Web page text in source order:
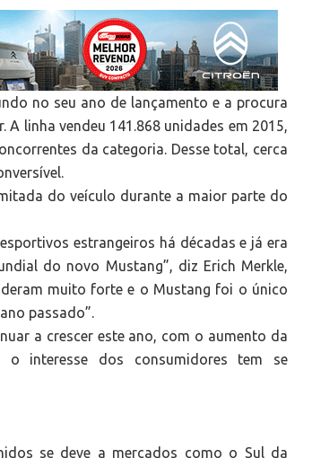
no seu ano de lançamento e a procura
linha vendeu 141.868 unidades em 2015,
da categoria. Desse total, cerca
do veículo durante a maior parte do
estrangeiros há décadas e já era
do novo Mustang”, diz Erich Merkle,
muito forte e o Mustang foi o único
passado”.
a crescer este ano, com o aumento da
o interesse dos consumidores tem se
se deve a mercados como o Sul da